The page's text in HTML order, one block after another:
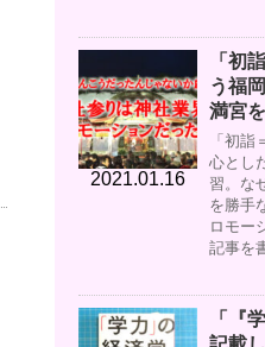
2021.01.16
「初
う福
満宮
「初
心とし
習。な
を勝手
ロモー
記事を
「『